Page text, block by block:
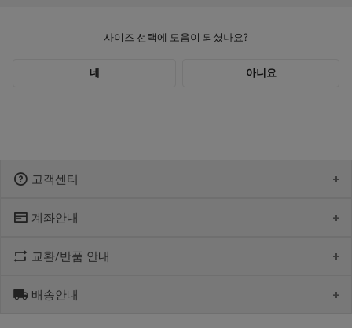
고객센터
1600-1766
[점심] 12:00 ~ 13:00
[금] 08:30 ~ 12:30
계좌안내
우리 1005-302-047686
예금주 : 제스티홀딩스
교환/반품 안내
제품수령 후 반품을 하시려면 수령 후 7일 이내에 마이페이지내에서
배송안내